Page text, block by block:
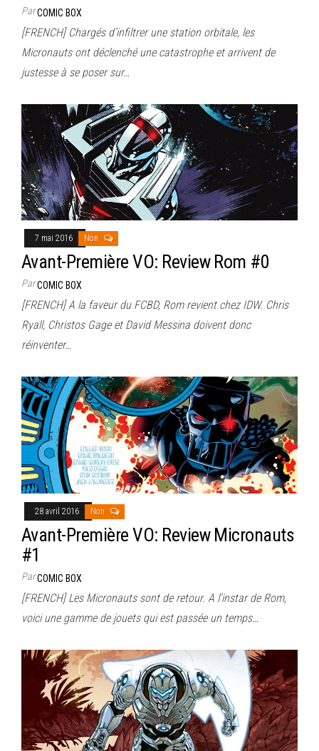
ParCOMIC BOX
[FRENCH] Chargés d’infiltrer une station orbitale, les
Micronauts ont déclenché une catastrophe et arrivent de
justesse à se poser sur…
7 mai 2016 Non
Avant-Première VO: Review Rom #0
ParCOMIC BOX
[FRENCH] A la faveur du FCBD, Rom revient chez IDW. Chris
Ryall, Christos Gage et David Messina doivent donc
réinventer…
28 avril 2016 Non
Avant-Première VO: Review Micronauts
#1
ParCOMIC BOX
[FRENCH] Les Micronauts sont de retour. A l’instar de Rom,
voici une gamme de jouets qui est passée un temps…